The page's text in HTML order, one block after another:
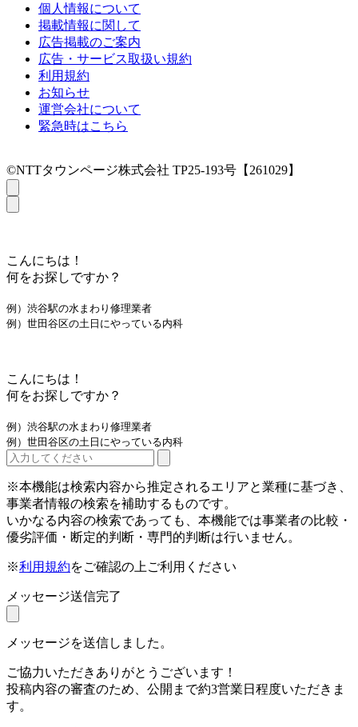
個人情報について
掲載情報に関して
広告掲載のご案内
広告・サービス取扱い規約
利用規約
お知らせ
運営会社について
緊急時はこちら
©NTTタウンページ株式会社 TP25-193号【261029】
こんにちは！
何をお探しですか？
例）渋谷駅の水まわり修理業者
例）世田谷区の土日にやっている内科
こんにちは！
何をお探しですか？
例）渋谷駅の水まわり修理業者
例）世田谷区の土日にやっている内科
※本機能は検索内容から推定されるエリアと業種に基づき、
事業者情報の検索を補助するものです。
いかなる内容の検索であっても、本機能では事業者の比較・
優劣評価・断定的判断・専門的判断は行いません。
※利用規約をご確認の上ご利用ください
メッセージ送信完了
メッセージを送信しました。
ご協力いただきありがとうございます！
投稿内容の審査のため、公開まで約3営業日程度いただきま
す。